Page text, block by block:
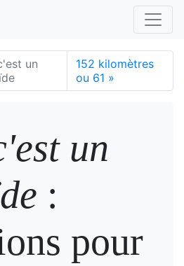
un
152 kilomètres
ou 61 »
un
:
pour